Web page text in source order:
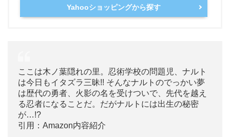
Yahooショッピングから探す
ここは木ノ葉隠れの里。忍術学校の問題児、ナルト
は今日もイタズラ三昧!! そんなナルトのでっかい夢
は歴代の勇者、火影の名を受けついで、先代を越え
る忍者になることだ。だがナルトには出生の秘密
が…!?
引用：Amazon内容紹介